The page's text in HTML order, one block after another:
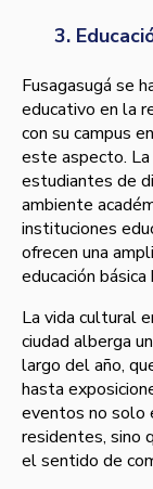
3.
Fusagasugá se
educativo en la
con su campus
este aspecto. La
estudiantes de
ambiente
instituciones
ofrecen una
educación
La vida cultural
ciudad alberga
largo del año,
hasta
eventos no solo
residentes, sino
el sentido de